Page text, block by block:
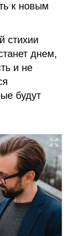
к новым
стихии
днем,
и не
будут